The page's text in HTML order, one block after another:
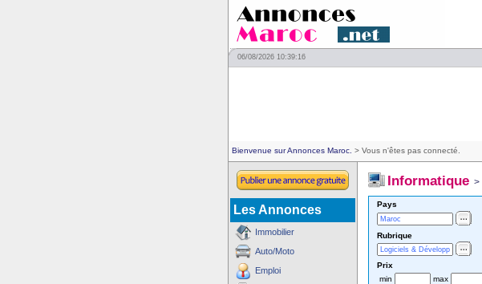
06/08/2026 10:39:16
Bienvenue sur Annonces Maroc. > Vous n'êtes pas connecté.
Les Annonces
Immobilier
Auto/Moto
Emploi
Informatique>
Pays
Rubrique
Prix
min
max